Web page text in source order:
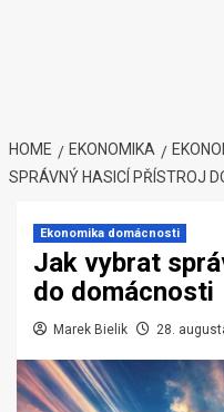
HOME EKONOMIKA
SPRÁVNÝ HASICÍ PŘÍSTROJ
Ekonomika domácnosti
Jak vybrat
do domácnosti
Marek Bielik 28.